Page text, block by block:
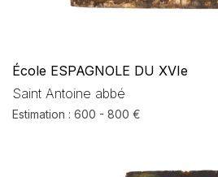
École ESPAGNOLE DU XVIe
Saint Antoine abbé
Estimation : 600 - 800 €